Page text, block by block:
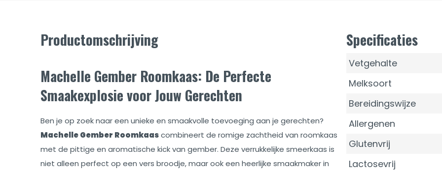
Productomschrijving
Machelle Gember Roomkaas: De Perfecte
Smaakexplosie voor Jouw Gerechten
Ben je op zoek naar een unieke en smaakvolle toevoeging aan je gerechten?
Machelle Gember Roomkaascombineert de romige zachtheid van roomkaas
met de pittige en aromatische kick van gember. Deze verrukkelijke smeerkaas is
niet alleen perfect op een vers broodje, maar ook een heerlijke smaakmaker in
Specificaties
Vetgehalte
Melksoort
Bereidingswijze
Allergenen
Glutenvrij
Lactosevrij